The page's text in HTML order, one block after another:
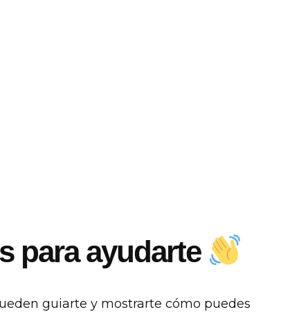
para ayudarte
guiarte y mostrarte cómo puedes